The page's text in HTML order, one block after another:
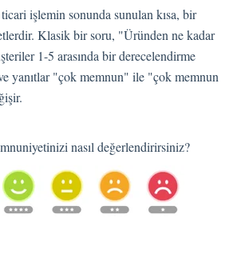
işlemin sonunda sunulan kısa, bir
Klasik bir soru, "Üründen ne kadar
1-5 arasında bir derecelendirme
yanıtlar "çok memnun" ile "çok memnun
nasıl değerlendirirsiniz?